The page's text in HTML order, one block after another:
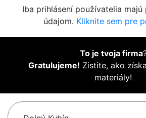
Iba prihlásení používatelia
údajom. Kliknite sem pre
To je tvoja firma
Gratulujeme! Zistite, ako
materiály!